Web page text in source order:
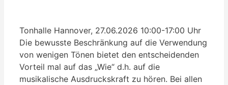
Tonhalle Hannover, 27.06.2026 10:00-17:00 Uhr
Die bewusste Beschränkung auf die Verwendung
von wenigen Tönen bietet den entscheidenden
Vorteil mal auf das „Wie“ d.h. auf die
musikalische Ausdruckskraft zu hören. Bei allen